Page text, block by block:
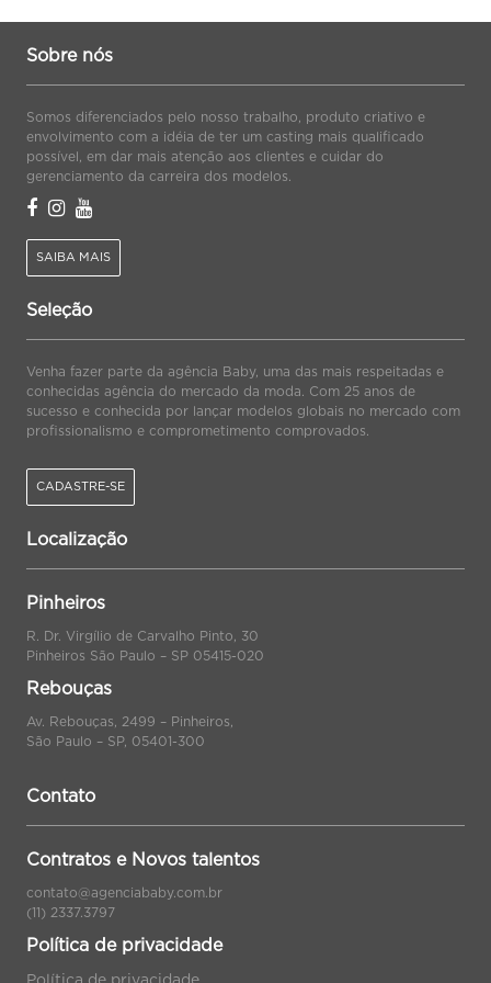
Sobre nós
Somos diferenciados pelo nosso trabalho, produto criativo e
envolvimento com a idéia de ter um casting mais qualificado
possível, em dar mais atenção aos clientes e cuidar do
gerenciamento da carreira dos modelos.
SAIBA MAIS
Seleção
Venha fazer parte da agência Baby, uma das mais respeitadas e
conhecidas agência do mercado da moda. Com 25 anos de
sucesso e conhecida por lançar modelos globais no mercado com
profissionalismo e comprometimento comprovados.
CADASTRE-SE
Localização
Pinheiros
R. Dr. Virgílio de Carvalho Pinto, 30
Pinheiros São Paulo – SP 05415-020
Rebouças
Av. Rebouças, 2499 – Pinheiros,
São Paulo – SP, 05401-300
Contato
Contratos e Novos talentos
contato@agenciababy.com.br
(11) 2337.3797
Política de privacidade